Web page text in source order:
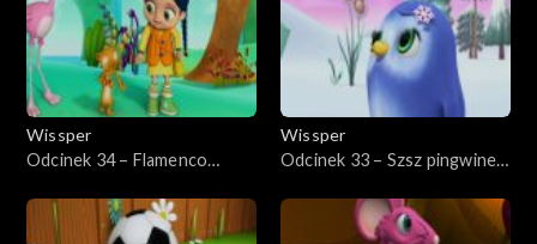
Wissper
Odcinek 34 – Flamenco
Wissper
Odcinek 33 – Szsz pingwinek,